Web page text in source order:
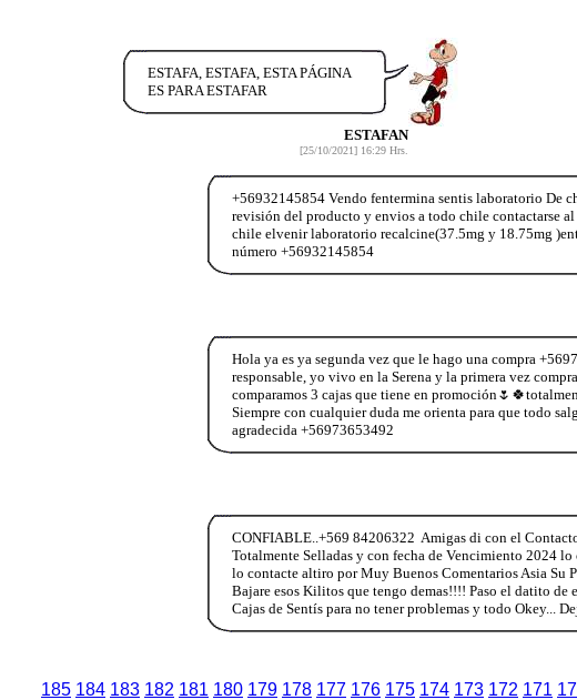
ESTAFA, ESTAFA, ESTA PÁGINA
ES PARA ESTAFAR
ESTAFAN
[25/10/2021] 16:29 Hrs.
+56932145854 Vendo fentermina sentis laboratorio De
revisión del producto y envios a todo chile contactarse
chile elvenir laboratorio recalcine(37.5mg y 18.75mg
número +56932145854
Hola ya es ya segunda vez que le hago una compra
responsable, yo vivo en la Serena y la primera vez
comparamos 3 cajas que tiene en
Siempre con cualquier duda me orienta para que todo
agradecida +56973653492
CONFIABLE..+569 84206322 Amigas di con el
Totalmente Selladas y con fecha de Vencimiento 2024
lo contacte altiro por Muy Buenos Comentarios Asia Su
Bajare esos Kilitos que tengo demas!!!! Paso el datito
Cajas de Sentís para no tener problemas y todo Okey...
185 184 183 182 181 180 179 178 177 176 175 174 173 172 171